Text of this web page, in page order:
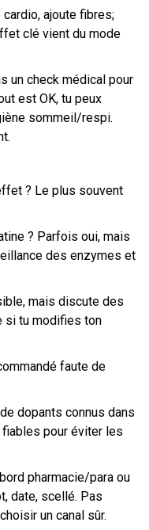
ajoute fibres;
clé vient du mode
un check médical pour
est OK, tu peux
sommeil/respi.
? Le plus souvent
? Parfois oui, mais
des enzymes et
mais discute des
si tu modifies ton
faute de
dopants connus dans
pour éviter les
pharmacie/para ou
date, scellé. Pas
un canal sûr.